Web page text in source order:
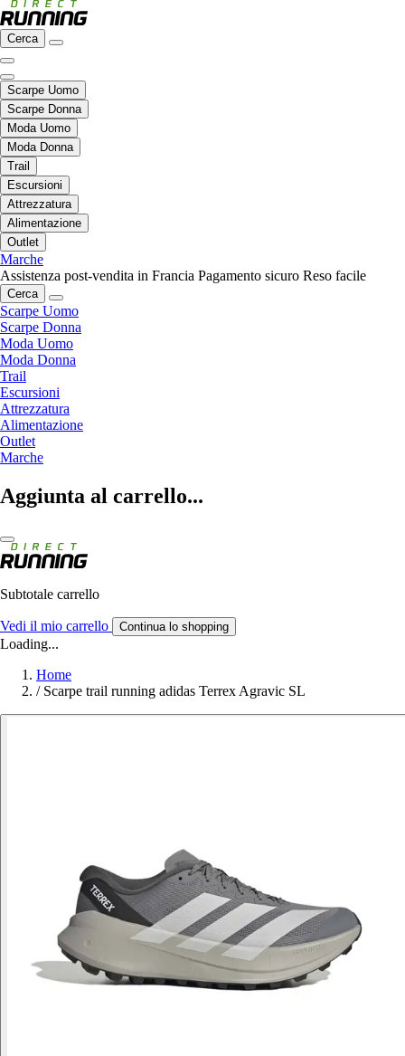
Cerca
Scarpe Uomo
Scarpe Donna
Moda Uomo
Moda Donna
Trail
Escursioni
Attrezzatura
Alimentazione
Outlet
Marche
Assistenza post-vendita in Francia Pagamento sicuro Reso facile
Cerca
Scarpe Uomo
Scarpe Donna
Moda Uomo
Moda Donna
Trail
Escursioni
Attrezzatura
Alimentazione
Outlet
Marche
Aggiunta al carrello...
Subtotale carrello
Vedi il mio carrello Continua lo shopping
Loading...
Home
/ Scarpe trail running adidas Terrex Agravic SL